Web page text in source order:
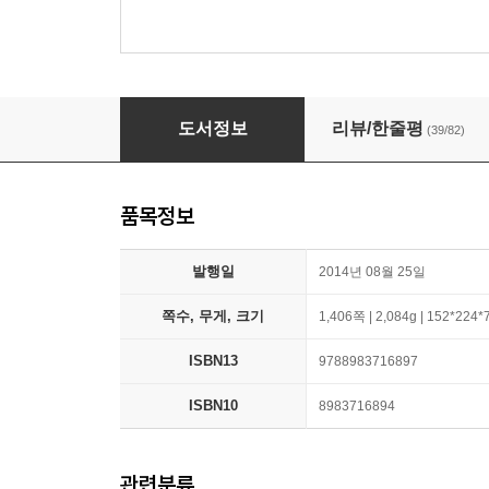
우리 본성의 선한 천사
도서정보 리뷰/한줄평 (39/82)
품목정보
발행일 2014년 08월 25일
쪽수, 무게, 크기 1,406쪽 | 2,084g |
ISBN13 9788983716897
ISBN10 8983716894